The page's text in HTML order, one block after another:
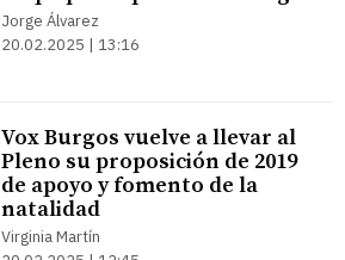
Jorge Álvarez
20.02.2025 | 13:16
Vox Burgos vuelve a llevar al
Pleno su proposición de 2019
de apoyo y fomento de la
natalidad
Virginia Martín